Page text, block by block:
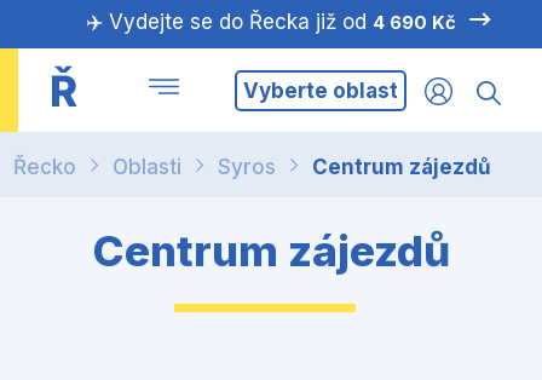
✈️ Vydejte se do Řecka již od 4 690 Kč
Ř Vyberte oblast
Řecko Oblasti Syros Centrum zájezdů
Centrum zájezdů